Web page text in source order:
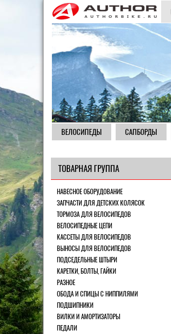
ВЕЛОСИПЕДЫ САПБОРДЫ
ТОВАРНАЯ ГРУППА
НАВЕСНОЕ ОБОРУДОВАНИЕ
ЗАПЧАСТИ ДЛЯ ДЕТСКИХ КОЛЯСОК
ТОРМОЗА ДЛЯ ВЕЛОСИПЕДОВ
ВЕЛОСИПЕДНЫЕ ЦЕПИ
КАССЕТЫ ДЛЯ ВЕЛОСИПЕДОВ
ВЫНОСЫ ДЛЯ ВЕЛОСИПЕДОВ
ПОДСЕДЕЛЬНЫЕ ШТЫРИ
КАРЕТКИ, БОЛТЫ, ГАЙКИ
РАЗНОЕ
ОБОДА И СПИЦЫ С НИППИЛЯМИ
ПОДШИПНИКИ
ВИЛКИ И АМОРТИЗАТОРЫ
ПЕДАЛИ